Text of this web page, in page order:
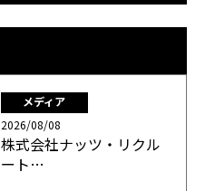
メディア
2026/08/08
株式会社ナッツ・リクル
ート…